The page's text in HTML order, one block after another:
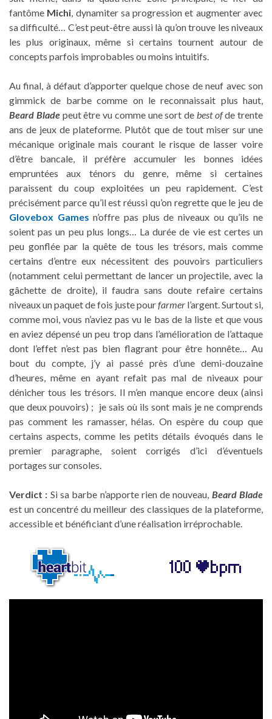
fantôme Michi, dynamiter sa progression et augmenter avec
sa difficulté… C’est peut-être aussi là qu’on trouve les niveaux
les plus originaux, même si certains tournent autour de
concepts parfois improbables ou moins intuitifs.
Au final, à défaut d’apporter quelque chose de neuf avec son
gimmick de barbe comme on le reconnaissait plus haut,
Beard Bladepeut être vu comme une sort de best ofde trente
ans de jeux de plateforme. Plutôt que de tout miser sur une
mécanique originale mais courant le risque de lasser voire
d’être bancale, il préfère accumuler les bonnes idées
empruntées aux ténors du genre, même si certaines
paraissent du coup exploitées un peu rapidement. C’est
précisément parce qu’il est réussi qu’on regrette que le jeu de
Glovebox Games n’offre pas plus de niveaux ou qu’ils ne
soient pas un peu plus longs… La durée de vie est certes un
peu gonflée par la quête de tous les trésors, mais comme
certains d’entre eux nécessitent des pouvoirs particuliers
(notamment celui permettant de lancer un projectile, avec la
gâchette de droite), il faudra sans doute refaire certains
niveaux un paquet de fois juste pourfarmer l’argent. Surtout si,
comme moi, vous n’aviez pas vu le bas de la liste et que vous
en aviez dépensé un peu trop dans l’amélioration de l’attaque
dont l’effet n’est pas bien flagrant pour être honnête… Au
bout du compte, j’y ai passé près d’une demi-douzaine
d’heures, même en ayant refait pas mal de niveaux pour
dénicher tous les trésors. Il m’en manque encore deux (ainsi
que deux pouvoirs) ; je sais où ils sont mais je ne comprends
pas comment les ramasser, hélas. On espère du coup que
certains aspects, comme les petits détails évoqués dans le
premier paragraphe, soient corrigés d’ici d’éventuels
portages sur consoles.
Verdict : Si sa barbe n’apporte rien de nouveau, Beard Blade
est un concentré du meilleur des classiques de la plateforme,
accessible et bénéficiant d’une réalisation irréprochable.